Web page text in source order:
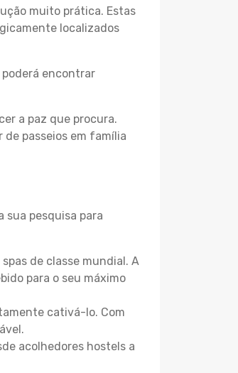
muito prática. Estas
localizados
encontrar
a paz que procura.
passeios em família
sua pesquisa para
de classe mundial. A
para o seu máximo
cativá-lo. Com
acolhedores hostels a